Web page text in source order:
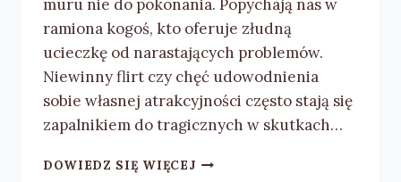
muru nie do pokonania. Popychają nas w
ramiona kogoś, kto oferuje złudną
ucieczkę od narastających problemów.
Niewinny flirt czy chęć udowodnienia
sobie własnej atrakcyjności często stają się
zapalnikiem do tragicznych w skutkach…
DOWIEDZ SIĘ WIĘCEJKRYSTYNA